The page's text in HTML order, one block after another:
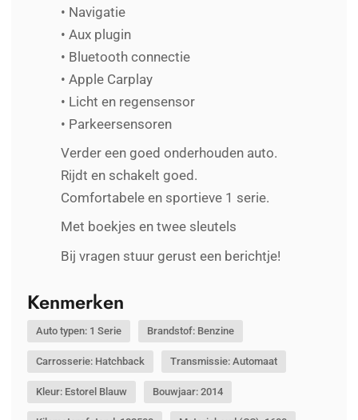
• Navigatie
• Aux plugin
• Bluetooth connectie
• Apple Carplay
• Licht en regensensor
• Parkeersensoren
Verder een goed onderhouden auto.
Rijdt en schakelt goed.
Comfortabele en sportieve 1 serie.
Met boekjes en twee sleutels
Bij vragen stuur gerust een berichtje!
Kenmerken
Auto typen: 1 Serie Brandstof: Benzine
Carrosserie: Hatchback Transmissie: Automaat
Kleur: Estorel Blauw Bouwjaar: 2014